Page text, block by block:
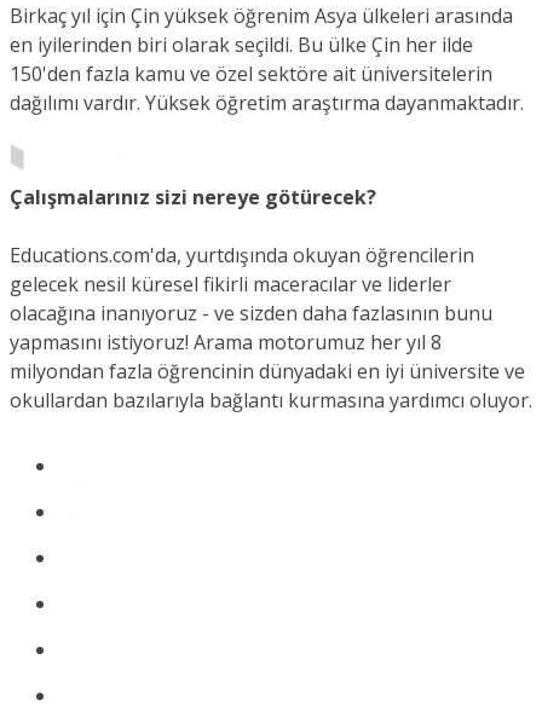
Birkaç yıl için Çin yüksek öğrenim Asya ülkeleri arasında
en iyilerinden biri olarak seçildi. Bu ülke Çin her ilde
150'den fazla kamu ve özel sektöre ait üniversitelerin
dağılımı vardır. Yüksek öğretim araştırma dayanmaktadır.
Çalışmalarınız sizi nereye götürecek?
Educations.com'da, yurtdışında okuyan öğrencilerin
gelecek nesil küresel fikirli maceracılar ve liderler
olacağına inanıyoruz - ve sizden daha fazlasının bunu
yapmasını istiyoruz! Arama motorumuz her yıl 8
milyondan fazla öğrencinin dünyadaki en iyi üniversite ve
okullardan bazılarıyla bağlantı kurmasına yardımcı oluyor.